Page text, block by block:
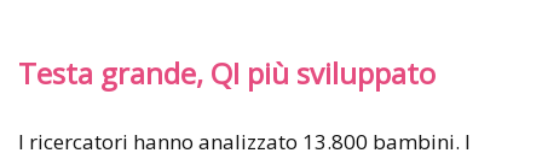
Testa grande, QI più sviluppato
I ricercatori hanno analizzato 13.800 bambini. I